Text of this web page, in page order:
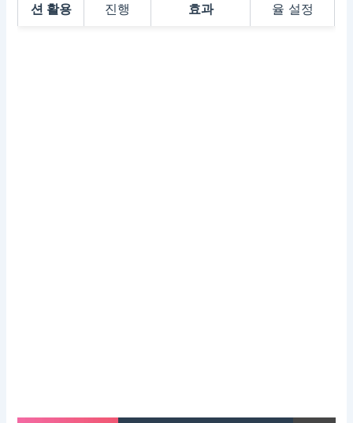
션 활용
진행
효과
율 설정